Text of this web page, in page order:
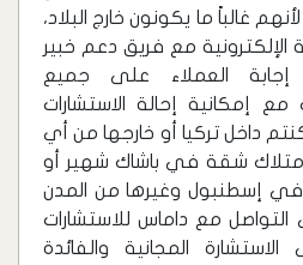
غالباً ما يكونون خارج البلاد،
مع فريق دعم خبير
العملاء على جميع
إمكانية إحالة الاستشارات
كنتم داخل تركيا أو خارجها من أي
شقة في باشاك شهير أو
إسطنبول وغيرها من المدن
مع داماس للاستشارات
المجانية والفائدة